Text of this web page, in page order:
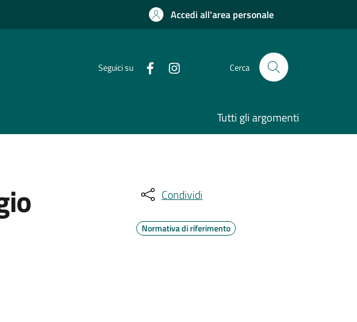
Accedi all'area personale
Seguici su Cerca
Tutti gli argomenti
Condividi
Normativa di riferimento